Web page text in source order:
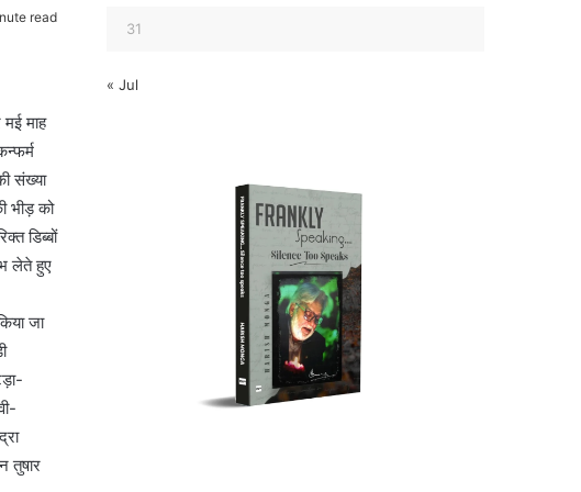
read
माह
संख्या
भीड़ को
डिब्बों
लेते हुए
जा
तुषार
31
« Jul